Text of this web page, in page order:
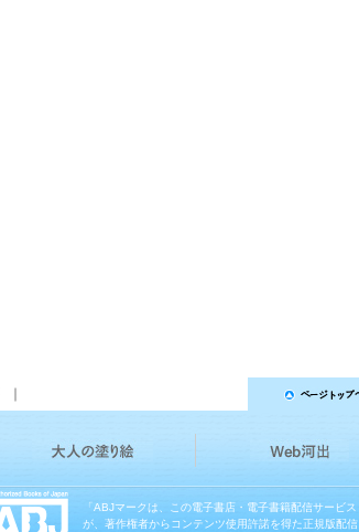
「ABJマークは、この電子書店・電子書籍配信サービス
が、著作権者からコンテンツ使用許諾を得た正規版配信